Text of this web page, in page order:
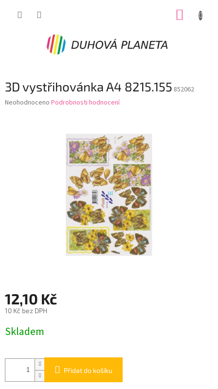
3D vystřihovánka A4 8215.155 852062
Průměrné
Neohodnoceno Podrobnosti hodnocení
12,10 Kč
10 Kč bez DPH
cena:
Skladem
Přidat do košíku